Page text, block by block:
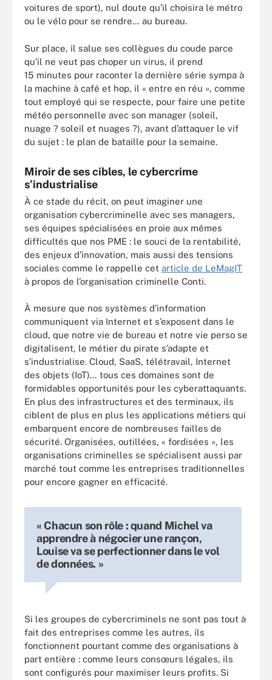
voitures de sport), nul doute qu’il choisira le métro
ou le vélo pour se rendre… au bureau.
Sur place, il salue ses collègues du coude parce
qu’il ne veut pas choper un virus, il prend
15 minutes pour raconter la dernière série sympa à
la machine à café et hop, il « entre en réu », comme
tout employé qui se respecte, pour faire une petite
météo personnelle avec son manager (soleil,
nuage ? soleil et nuages ?), avant d’attaquer le vif
du sujet : le plan de bataille pour la semaine.
Miroir de ses cibles, le cybercrime
s’industrialise
À ce stade du récit, on peut imaginer une
organisation cybercriminelle avec ses managers,
ses équipes spécialisées en proie aux mêmes
difficultés que nos PME : le souci de la rentabilité,
des enjeux d’innovation, mais aussi des tensions
sociales comme le rappelle cet article de LeMagIT
à propos de l’organisation criminelle Conti.
À mesure que nos systèmes d’information
communiquent via Internet et s’exposent dans le
cloud, que notre vie de bureau et notre vie perso se
digitalisent, le métier du pirate s’adapte et
s’industrialise. Cloud, SaaS, télétravail, Internet
des objets (IoT)… tous ces domaines sont de
formidables opportunités pour les cyberattaquants.
En plus des infrastructures et des terminaux, ils
ciblent de plus en plus les applications métiers qui
embarquent encore de nombreuses failles de
sécurité. Organisées, outillées, « fordisées », les
organisations criminelles se spécialisent aussi par
marché tout comme les entreprises traditionnelles
pour encore gagner en efficacité.
« Chacun son rôle : quand Michel va
apprendre à négocier une rançon,
Louise va se perfectionner dans le vol
de données. »
Si les groupes de cybercriminels ne sont pas tout à
fait des entreprises comme les autres, ils
fonctionnent pourtant comme des organisations à
part entière : comme leurs consœurs légales, ils
sont configurés pour maximiser leurs profits. Si